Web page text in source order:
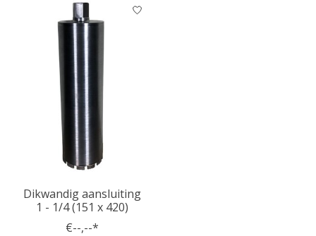
Dikwandig aansluiting
1 - 1/4 (151 x 420)
€--,--*